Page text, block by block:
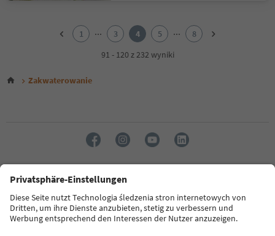
6
1 ... 3 4 5 ...
8
91 - 120 z 232 wyniki
Zakwaterowanie
Język: Polski
FAQ Dane kontaktowe Naciśnij MICE
Polityka prywatności